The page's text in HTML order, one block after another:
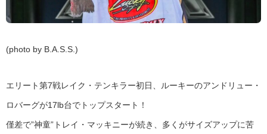
(photo by B.A.S.S.)
エリート第7戦レイク・テンキラー初日、ルーキーのアンドリュー・
ロバーグが17lb台でトップスタート！
僅差で”神童”トレイ・マッキニーが続き、多くがサイズアップに苦